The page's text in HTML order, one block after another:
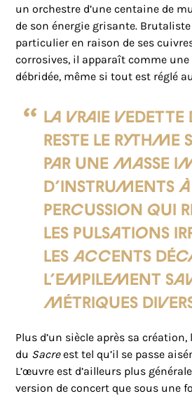
un orchestre d’une centaine de
de son énergie grisante. Brutaliste
particulier en raison de ses
corrosives, il apparaît comme
débridée, même si tout est réglé
La vraie vedette
reste le rythme
par une masse
d’instruments à
percussion qui
les pulsations
les accents
l’empilement
métriques
Plus d’un siècle après sa
du Sacreest tel qu’il se passe
L’œuvre est d’ailleurs plus
version de concert que sous une